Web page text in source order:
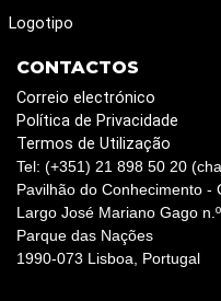
Logotipo
CONTACTOS
Correio electrónico
Política de Privacidade
Termos de Utilização
Tel: (+351) 21 898 50 20
Pavilhão do Conhecimento -
Largo José Mariano Gago
Parque das Nações
1990-073 Lisboa, Portugal